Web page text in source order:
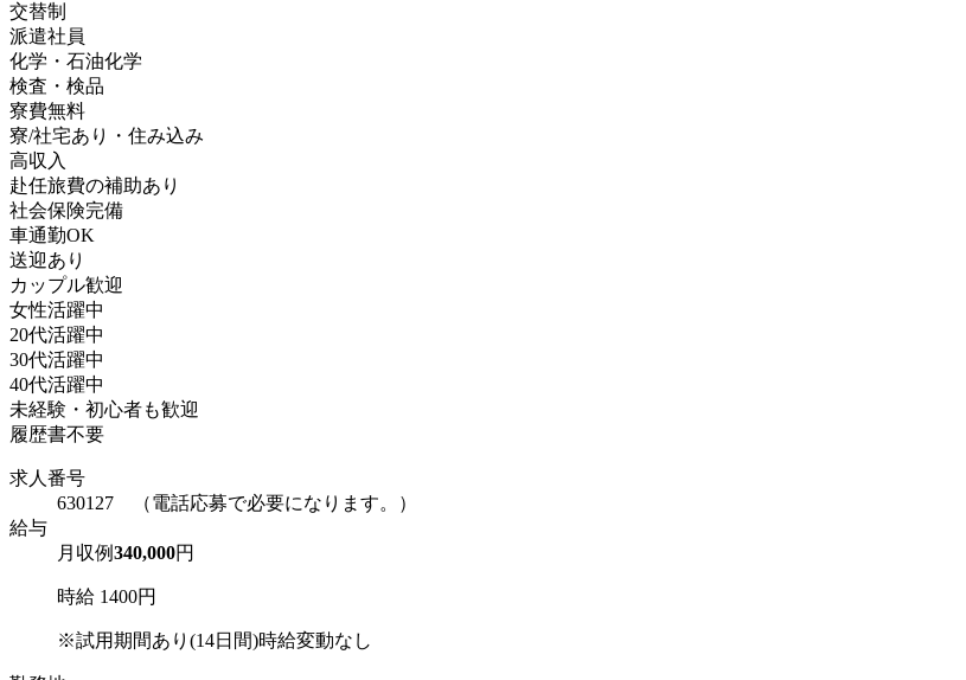
交替制
派遣社員
化学・石油化学
検査・検品
寮費無料
寮/社宅あり・住み込み
高収入
赴任旅費の補助あり
社会保険完備
車通勤OK
送迎あり
カップル歓迎
女性活躍中
20代活躍中
30代活躍中
40代活躍中
未経験・初心者も歓迎
履歴書不要
求人番号
630127 （電話応募で必要になります。）
給与
月収例340,000円
時給 1400円
※試用期間あり(14日間)時給変動なし